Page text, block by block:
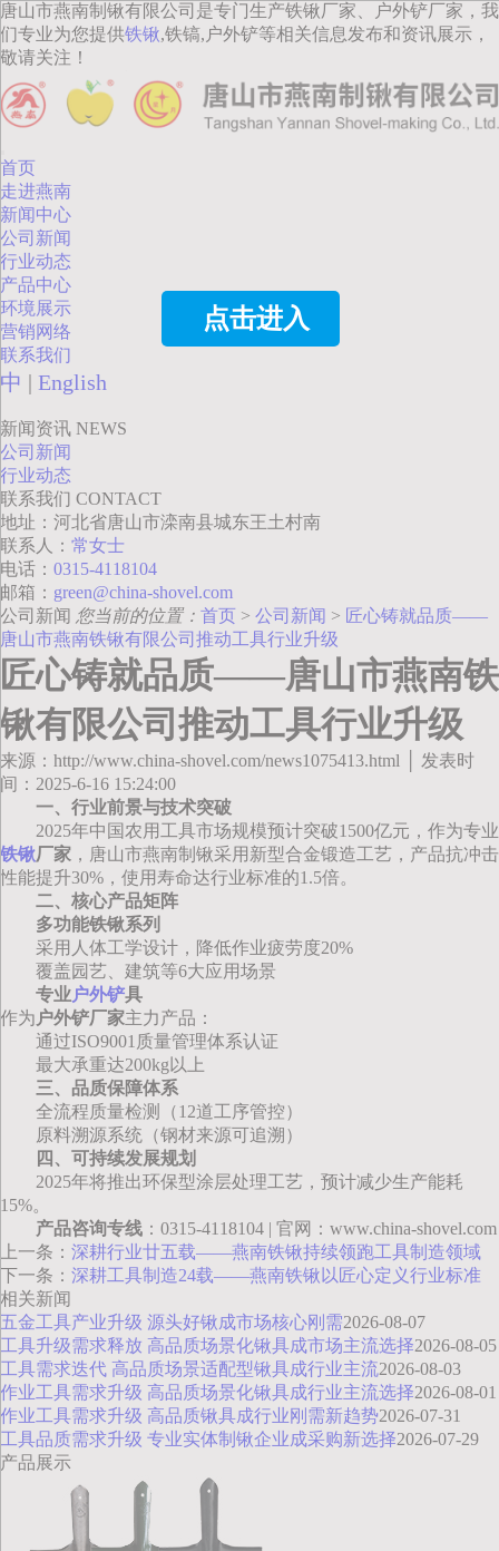
点击进入
唐山市燕南制锹有限公司是专门生产铁锹厂家、户外铲厂家，我
们专业为您提供铁锹,铁镐,户外铲等相关信息发布和资讯展示，
敬请关注！
首页
走进燕南
新闻中心
公司新闻
行业动态
产品中心
环境展示
营销网络
联系我们
中 | English
新闻资讯 NEWS
公司新闻
行业动态
联系我们 CONTACT
地址：河北省唐山市滦南县城东王土村南
联系人： 常女士
电话： 0315-4118104
邮箱： green@china-shovel.com
公司新闻 您当前的位置： 首页 > 公司新闻 > 匠心铸就品质——
唐山市燕南铁锹有限公司推动工具行业升级
匠心铸就品质——唐山市燕南铁
锹有限公司推动工具行业升级
来源：http://www.china-shovel.com/news1075413.html │ 发表时
间：2025-6-16 15:24:00
一、行业前景与技术突破
2025年中国农用工具市场规模预计突破1500亿元，作为专业
铁锹厂家 ，唐山市燕南制锹采用新型合金锻造工艺，产品抗冲击
性能提升30%，使用寿命达行业标准的1.5倍。
二、核心产品矩阵
多功能铁锹系列
采用人体工学设计，降低作业疲劳度20%
覆盖园艺、建筑等6大应用场景
专业户外铲具
作为 户外铲厂家主力产品：
通过ISO9001质量管理体系认证
最大承重达200kg以上
三、品质保障体系
全流程质量检测（12道工序管控）
原料溯源系统（钢材来源可追溯）
四、可持续发展规划
2025年将推出环保型涂层处理工艺，预计减少生产能耗
15%。
产品咨询专线 ：0315-4118104 | 官网：www.china-shovel.com
上一条： 深耕行业廿五载——燕南铁锹持续领跑工具制造领域
下一条： 深耕工具制造24载——燕南铁锹以匠心定义行业标准
相关新闻
五金工具产业升级 源头好锹成市场核心刚需2026-08-07
工具升级需求释放 高品质场景化锹具成市场主流选择2026-08-05
工具需求迭代 高品质场景适配型锹具成行业主流2026-08-03
作业工具需求升级 高品质场景化锹具成行业主流选择2026-08-01
作业工具需求升级 高品质锹具成行业刚需新趋势2026-07-31
工具品质需求升级 专业实体制锹企业成采购新选择2026-07-29
产品展示